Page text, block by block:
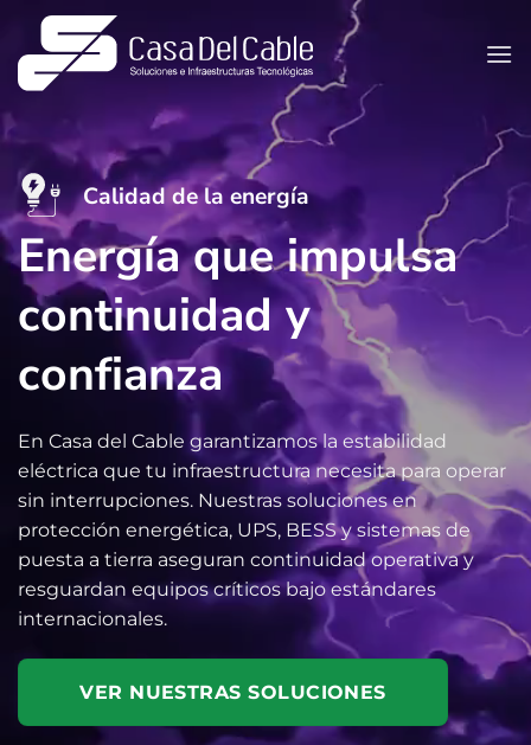
Saltar
contenido
Calidad de la energía
Energía que impulsa
continuidad y
confianza
En Casa del Cable garantizamos la estabilidad
eléctrica que tu infraestructura necesita para operar
sin interrupciones. Nuestras soluciones en
protección energética, UPS, BESS y sistemas de
puesta a tierra aseguran continuidad operativa y
resguardan equipos críticos bajo estándares
internacionales.
VER NUESTRAS SOLUCIONES